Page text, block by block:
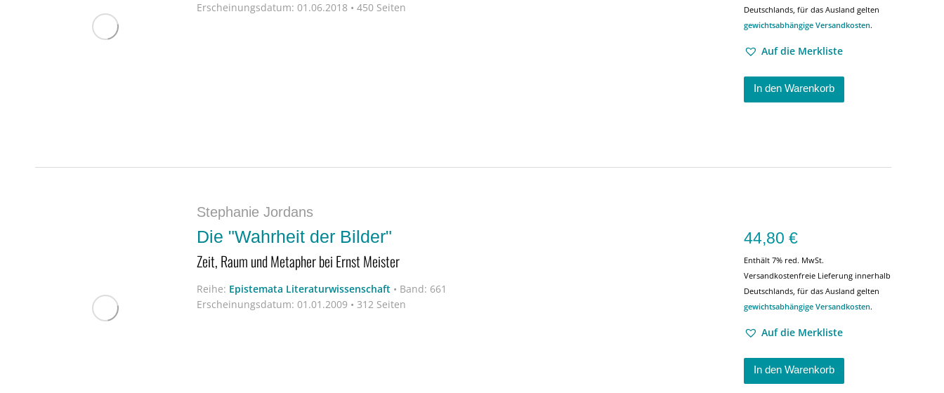
Erscheinungsdatum: 01.06.2018 • 450 Seiten
Deutschlands, für das Ausland gelten
gewichtsabhängige Versandkosten.
Auf die Merkliste
In den Warenkorb
Stephanie Jordans
Die "Wahrheit der Bilder"
Zeit, Raum und Metapher bei Ernst Meister
Reihe: Epistemata Literaturwissenschaft • Band: 661
Erscheinungsdatum: 01.01.2009 • 312 Seiten
44,80 €
Enthält 7% red. MwSt.
Versandkostenfreie Lieferung innerhalb
Deutschlands, für das Ausland gelten
gewichtsabhängige Versandkosten.
Auf die Merkliste
In den Warenkorb